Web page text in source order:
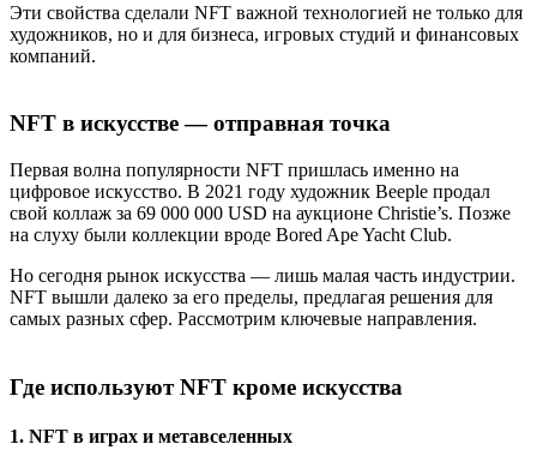
Эти свойства сделали NFT важной технологией не только для
художников, но и для бизнеса, игровых студий и финансовых
компаний.
NFT в искусстве — отправная точка
Первая волна популярности NFT пришлась именно на
цифровое искусство. В 2021 году художник Beeple продал
свой коллаж за 69 000 000 USD на аукционе Christie’s. Позже
на слуху были коллекции вроде Bored Ape Yacht Club.
Но сегодня рынок искусства — лишь малая часть индустрии.
NFT вышли далеко за его пределы, предлагая решения для
самых разных сфер. Рассмотрим ключевые направления.
Где используют NFT кроме искусства
1. NFT в играх и метавселенных